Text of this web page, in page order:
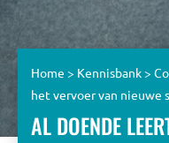
Home > Kennisbank>
het vervoer van nieuwe
AL DOENDE